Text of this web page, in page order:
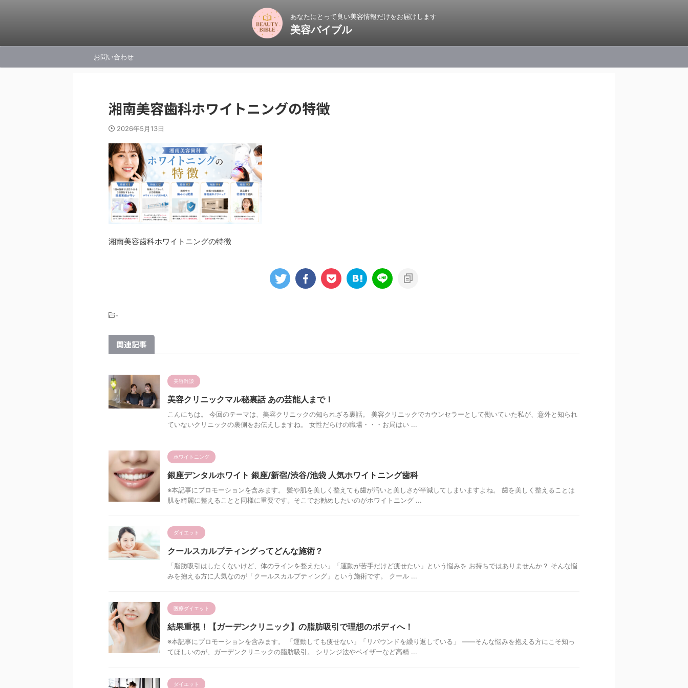
あなたにとって良い美容情報だけをお届けします
美容バイブル
お問い合わせ
湘南美容歯科ホワイトニングの特徴
2026年5月13日
湘南美容歯科ホワイトニングの特徴
-
関連記事
美容雑談
美容クリニックマル秘裏話 あの芸能人まで！
こんにちは。 今回のテーマは、美容クリニックの知られざる裏話。 美容クリニックでカウンセラーとして働いていた私が、意外と知られ
ていないクリニックの裏側をお伝えしますね。 女性だらけの職場・・・お局はい ...
ホワイトニング
銀座デンタルホワイト 銀座/新宿/渋谷/池袋 人気ホワイトニング歯科
※本記事にプロモーションを含みます。 髪や肌を美しく整えても歯が汚いと美しさが半減してしまいますよね。 歯を美しく整えることは
肌を綺麗に整えることと同様に重要です。そこでお勧めしたいのがホワイトニング ...
ダイエット
クールスカルプティングってどんな施術？
「脂肪吸引はしたくないけど、体のラインを整えたい」「運動が苦手だけど痩せたい」という悩みを お持ちではありませんか？ そんな悩
みを抱える方に人気なのが「クールスカルプティング」という施術です。 クール ...
医療ダイエット
結果重視！【ガーデンクリニック】の脂肪吸引で理想のボディへ！
※本記事にプロモーションを含みます。 「運動しても痩せない」「リバウンドを繰り返している」 ――そんな悩みを抱える方にこそ知っ
てほしいのが、ガーデンクリニックの脂肪吸引。 シリンジ法やベイザーなど高精 ...
ダイエット